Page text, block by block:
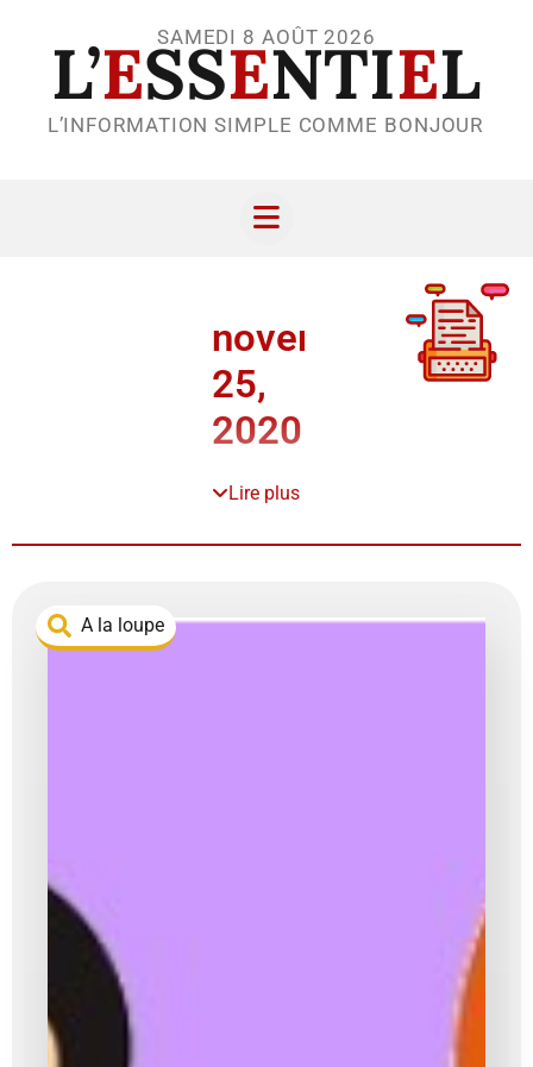
SAMEDI 8 AOÛT 2026
L’ESSENTIEL
L’INFORMATION SIMPLE COMME BONJOUR
novembre
25,
2020
Lire plus
A la loupe